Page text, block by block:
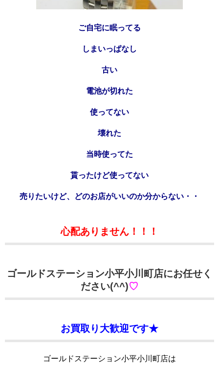
ご自宅に眠ってる
しまいっぱなし
古い
電池が切れた
使ってない
壊れた
当時使ってた
貰ったけど使ってない
売りたいけど、どのお店がいいのか分からない・・
心配ありません！！！
ゴールドステーション小平小川町店にお任せく
ださい(^^)♡
お買取り大歓迎です★
ゴールドステーション小平小川町店は